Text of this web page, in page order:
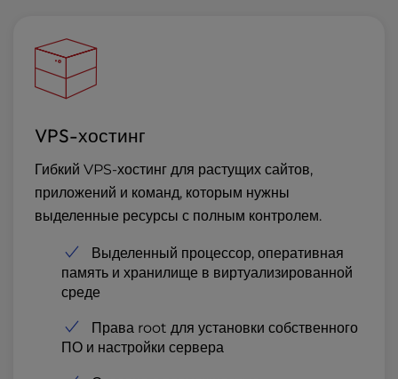
VPS-хостинг
Гибкий VPS-хостинг для растущих сайтов,
приложений и команд, которым нужны
выделенные ресурсы с полным контролем.
Выделенный процессор, оперативная
память и хранилище в виртуализированной
среде
Права root для установки собственного
ПО и настройки сервера